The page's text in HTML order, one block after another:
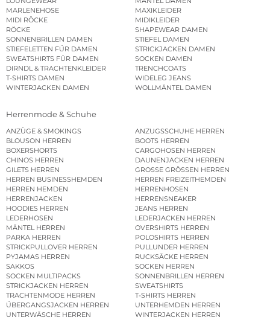
MARLENEHOSE
MAXIKLEIDER
MIDI RÖCKE
MIDIKLEIDER
RÖCKE
SHAPEWEAR DAMEN
SONNENBRILLEN DAMEN
STIEFEL DAMEN
STIEFELETTEN FÜR DAMEN
STRICKJACKEN DAMEN
SWEATSHIRTS FÜR DAMEN
SOCKEN DAMEN
DIRNDL & TRACHTENKLEIDER
TRENCHCOATS
T-SHIRTS DAMEN
WIDELEG JEANS
WINTERJACKEN DAMEN
WOLLMÄNTEL DAMEN
Herrenmode & Schuhe
ANZÜGE & SMOKINGS
ANZUGSSCHUHE HERREN
BLOUSON HERREN
BOOTS HERREN
BOXERSHORTS
CARGOHOSEN HERREN
CHINOS HERREN
DAUNENJACKEN HERREN
GILETS HERREN
GROSSE GRÖSSEN HERREN
HERREN BUSINESSHEMDEN
HERREN FREIZEITHEMDEN
HERREN HEMDEN
HERRENHOSEN
HERRENJACKEN
HERRENSNEAKER
HOODIES HERREN
JEANS HERREN
LEDERHOSEN
LEDERJACKEN HERREN
MÄNTEL HERREN
OVERSHIRTS HERREN
PARKA HERREN
POLOSHIRTS HERREN
STRICKPULLOVER HERREN
PULLUNDER HERREN
PYJAMAS HERREN
RUCKSÄCKE HERREN
SAKKOS
SOCKEN HERREN
SOCKEN MULTIPACKS
SONNENBRILLEN HERREN
STRICKJACKEN HERREN
SWEATSHIRTS
TRACHTENMODE HERREN
T-SHIRTS HERREN
ÜBERGANGSJACKEN HERREN
UNTERHEMDEN HERREN
UNTERWÄSCHE HERREN
WINTERJACKEN HERREN